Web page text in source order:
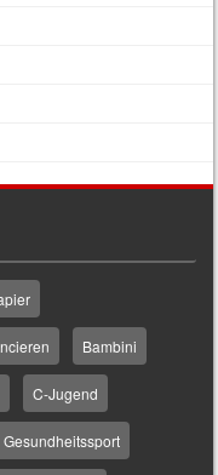
Bambini
C-Jugend